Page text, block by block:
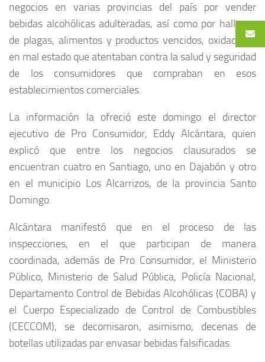
negocios en varias provincias del país por vender
bebidas alcohólicas adulteradas, así como por hallazgo
de plagas, alimentos y productos vencidos, oxidados y
en mal estado que atentaban contra la salud y seguridad
de los consumidores que compraban en esos
establecimientos comerciales.
La información la ofreció este domingo el director
ejecutivo de Pro Consumidor, Eddy Alcántara, quien
explicó que entre los negocios clausurados se
encuentran cuatro en Santiago, uno en Dajabón y otro
en el municipio Los Alcarrizos, de la provincia Santo
Domingo.
Alcántara manifestó que en el proceso de las
inspecciones, en el que participan de manera
coordinada, además de Pro Consumidor, el Ministerio
Público, Ministerio de Salud Pública, Policía Nacional,
Departamento Control de Bebidas Alcohólicas (COBA) y
el Cuerpo Especializado de Control de Combustibles
(CECCOM), se decomisaron, asimismo, decenas de
botellas utilizadas par envasar bebidas falsificadas.